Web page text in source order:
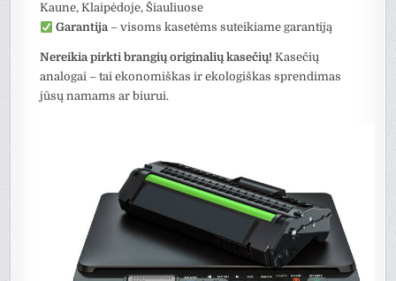
Kaune, Klaipėdoje, Šiauliuose
Garantija– visoms kasetėms suteikiame garantiją
Nereikia pirkti brangių originalių kasečių! Kasečių
analogai – tai ekonomiškas ir ekologiškas sprendimas
jūsų namams ar biurui.